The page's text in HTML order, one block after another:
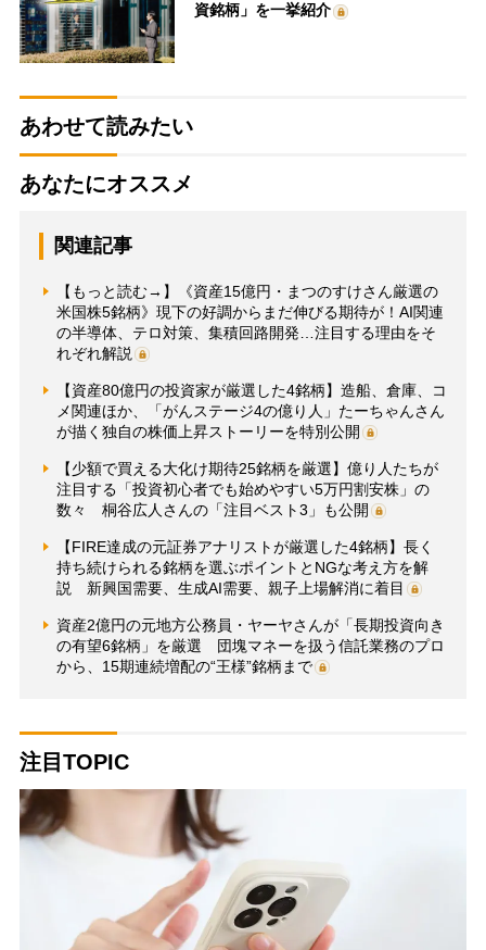
資銘柄」を一挙紹介
あわせて読みたい
あなたにオススメ
関連記事
【もっと読む→】《資産15億円・まつのすけさん厳選の
米国株5銘柄》現下の好調からまだ伸びる期待が！AI関連
の半導体、テロ対策、集積回路開発…注目する理由をそ
れぞれ解説
【資産80億円の投資家が厳選した4銘柄】造船、倉庫、コ
メ関連ほか、「がんステージ4の億り人」たーちゃんさん
が描く独自の株価上昇ストーリーを特別公開
【少額で買える大化け期待25銘柄を厳選】億り人たちが
注目する「投資初心者でも始めやすい5万円割安株」の
数々 桐谷広人さんの「注目ベスト3」も公開
【FIRE達成の元証券アナリストが厳選した4銘柄】長く
持ち続けられる銘柄を選ぶポイントとNGな考え方を解
説 新興国需要、生成AI需要、親子上場解消に着目
資産2億円の元地方公務員・ヤーヤさんが「長期投資向き
の有望6銘柄」を厳選 団塊マネーを扱う信託業務のプロ
から、15期連続増配の“王様”銘柄まで
注目TOPIC